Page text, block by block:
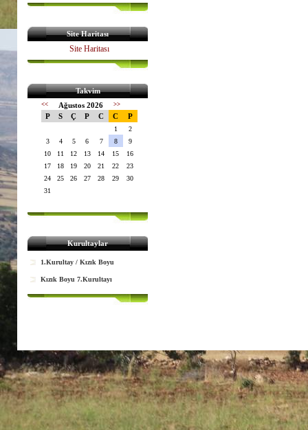
Site Haritası
Site Haritası
Takvim
<< Ağustos 2026 >>
P S Ç P C C P
1
2
3
4 5 6 7 8
9
10
11 12 13 14 15
16
17
18 19 20 21 22
23
24
25 26 27 28 29
30
31
Kurultaylar
1.Kurultay / Kızık Boyu
Kızık Boyu 7.Kurultayı